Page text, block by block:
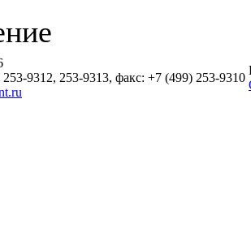
9312, 253-9313, факс: +7 (499) 253-9310